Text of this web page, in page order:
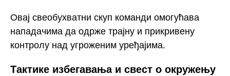
Овај свеобухватни скуп команди омогућава
нападачима да одрже трајну и прикривену
контролу над угроженим уређајима.
Тактике избегавања и свест о окружењу